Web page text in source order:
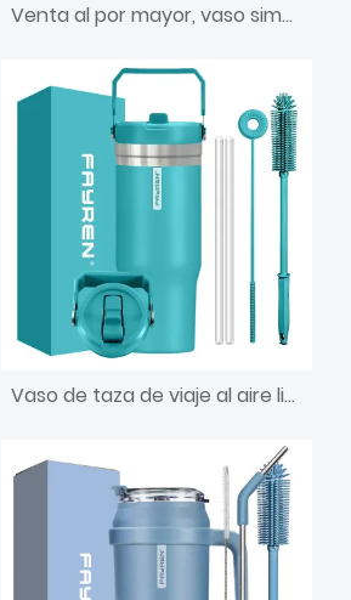
Venta al por mayor, vaso simple de 40 oz con asa de tapa y pajita, botella de agua de acero inoxidable al vacío de doble pared, taza de café aislada
Vaso de taza de viaje al aire libre, taza aislada al vacío de acero inoxidable de 20oz con tapa con asa y taza de café aislada con pajita